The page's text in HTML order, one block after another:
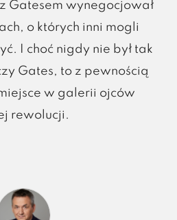
Gatesem wynegocjował
o których inni mogli
I choć nigdy nie był tak
Gates, to z pewnością
w galerii ojców
rewolucji.